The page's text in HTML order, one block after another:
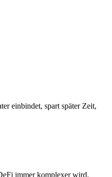
einbindet, spart später Zeit,
immer komplexer wird.